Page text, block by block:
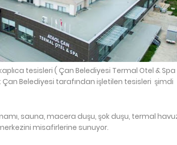
tesisleri ( Çan Belediyesi Termal Otel & Spa
Belediyesi tarafından işletilen tesisleri
sauna, macera duşu, şok duşu, termal
misafirlerine sunuyor.